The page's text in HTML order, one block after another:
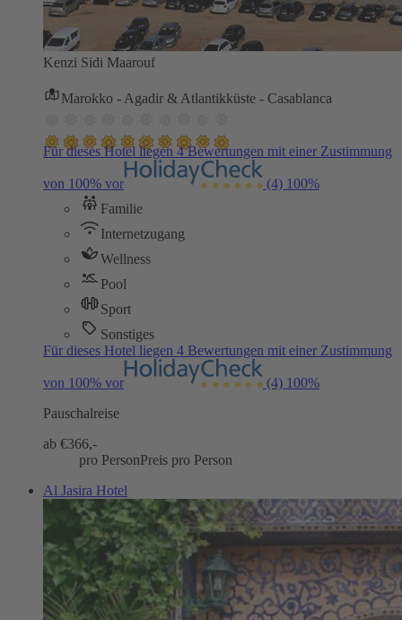
Kenzi Sidi Maarouf
Marokko - Agadir & Atlantikküste - Casablanca
Für dieses Hotel liegen 4 Bewertungen mit einer Zustimmung
von 100% vor (4) 100%
Familie
Internetzugang
Wellness
Pool
Sport
Sonstiges
Für dieses Hotel liegen 4 Bewertungen mit einer Zustimmung
von 100% vor (4) 100%
Pauschalreise
ab €366,-
pro PersonPreis pro Person
Al Jasira Hotel